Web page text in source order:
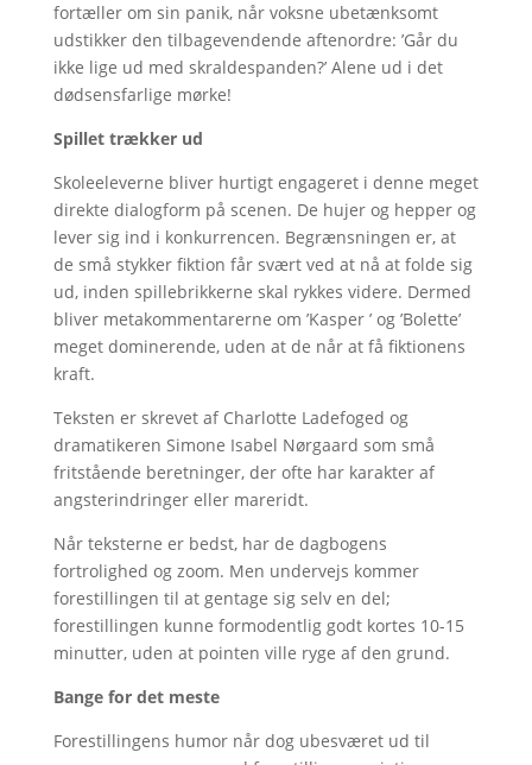
fortæller om sin panik, når voksne ubetænksomt
udstikker den tilbagevendende aftenordre: ’Går du
ikke lige ud med skraldespanden?’ Alene ud i det
dødsensfarlige mørke!
Spillet trækker ud
Skoleeleverne bliver hurtigt engageret i denne meget
direkte dialogform på scenen. De hujer og hepper og
lever sig ind i konkurrencen. Begrænsningen er, at
de små stykker fiktion får svært ved at nå at folde sig
ud, inden spillebrikkerne skal rykkes videre. Dermed
bliver metakommentarerne om ’Kasper ’ og ’Bolette’
meget dominerende, uden at de når at få fiktionens
kraft.
Teksten er skrevet af Charlotte Ladefoged og
dramatikeren Simone Isabel Nørgaard som små
fritstående beretninger, der ofte har karakter af
angsterindringer eller mareridt.
Når teksterne er bedst, har de dagbogens
fortrolighed og zoom. Men undervejs kommer
forestillingen til at gentage sig selv en del;
forestillingen kunne formodentlig godt kortes 10-15
minutter, uden at pointen ville ryge af den grund.
Bange for det meste
Forestillingens humor når dog ubesværet ud til